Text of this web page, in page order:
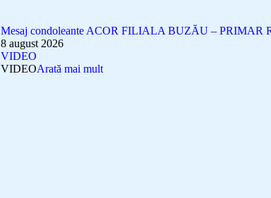
Mesaj condoleante ACOR FILIALA BUZĂU – PRIMAR
8 august 2026
VIDEO
VIDEOArată mai mult